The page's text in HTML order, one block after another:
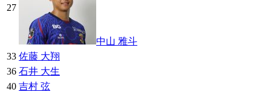
27
中山 雅斗
33 佐藤 大翔
36 石井 大生
40 吉村 弦